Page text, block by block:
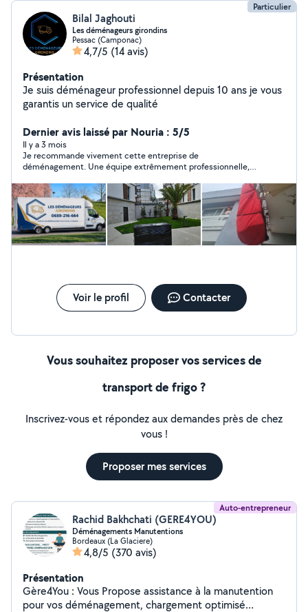
Particulier
Bilal Jaghouti
Les déménageurs girondins
Pessac (Camponac)
4,7/5 (14 avis)
Présentation
Je suis déménageur professionnel depuis 10 ans je vous
garantis un service de qualité
Dernier avis laissé par Nouria : 5/5
Il y a 3 mois
Je recommande vivement cette entreprise de
déménagement. Une équipe extrêmement professionnelle,
déménageurs ont travaillé avec soin, efficacité et dans la
bonne humeur, en protégeant parfaitement les meubles et
objets fragiles. Tout s’est déroulé sans stress et dans les délais
annoncés. Un vrai service de qualité avec des personnes
sérieuses et à l’écoute. Si vous cherchez des déménageurs très
pros et fiables, vous pouvez leur faire confiance les yeux
Voir le profil Contacter
Vous souhaitez proposer vos services de
transport de frigo ?
Inscrivez-vous et répondez aux demandes près de chez
vous !
Proposer mes services
Auto-entrepreneur
Rachid Bakhchati (GERE4YOU)
Déménagements Manutentions
Bordeaux (La Glaciere)
4,8/5 (370 avis)
Présentation
Gère4You : Vous Propose assistance à la manutention
pour vos déménagement, chargement optimisé